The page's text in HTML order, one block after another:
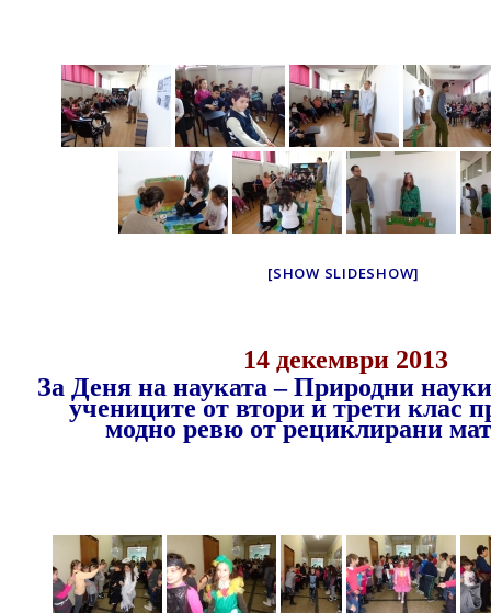
[SHOW SLIDESHOW]
14 декември 2013
За Деня на науката – Природни
учениците от втори и трети клас
модно ревю от рециклирани